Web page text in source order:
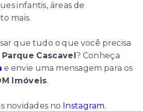
infantis, áreas de
mais.
que tudo o que você precisa
Cascavel? Conheça
e envie uma mensagem para os
Imóveis.
novidades no Instagram.